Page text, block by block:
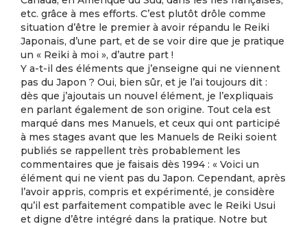
etc. grâce à mes efforts. C’est plutôt drôle comme
situation d’être le premier à avoir répandu le Reiki
Japonais, d’une part, et de se voir dire que je pratique
un « Reiki à moi », d’autre part !
Y a-t-il des éléments que j’enseigne qui ne viennent
pas du Japon ? Oui, bien sûr, et je l’ai toujours dit :
dès que j’ajoutais un nouvel élément, je l’expliquais
en parlant également de son origine. Tout cela est
marqué dans mes Manuels, et ceux qui ont participé
à mes stages avant que les Manuels de Reiki soient
publiés se rappellent très probablement les
commentaires que je faisais dès 1994 : « Voici un
élément qui ne vient pas du Japon. Cependant, après
l’avoir appris, compris et expérimenté, je considère
qu’il est parfaitement compatible avec le Reiki Usui
et digne d’être intégré dans la pratique. Notre but